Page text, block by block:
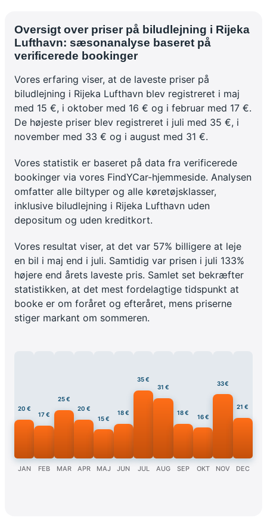
Oversigt over priser på biludlejning i Rijeka
Lufthavn: sæsonanalyse baseret på
verificerede bookinger
Vores erfaring viser, at de laveste priser på
biludlejning i Rijeka Lufthavn blev registreret i maj
med 15 €, i oktober med 16 € og i februar med 17 €.
De højeste priser blev registreret i juli med 35 €, i
november med 33 € og i august med 31 €.
Vores statistik er baseret på data fra verificerede
bookinger via vores FindYCar-hjemmeside. Analysen
omfatter alle biltyper og alle køretøjsklasser,
inklusive biludlejning i Rijeka Lufthavn uden
depositum og uden kreditkort.
Vores resultat viser, at det var 57% billigere at leje
en bil i maj end i juli. Samtidig var prisen i juli 133%
højere end årets laveste pris. Samlet set bekræfter
statistikken, at det mest fordelagtige tidspunkt at
booke er om foråret og efteråret, mens priserne
stiger markant om sommeren.
20 €
JAN
17 €
FEB
25 €
MAR
20 €
APR
15 €
MAJ
18 €
JUN
35 €
JUL
31 €
AUG
18 €
SEP
16 €
OKT
33 €
NOV
21 €
DEC